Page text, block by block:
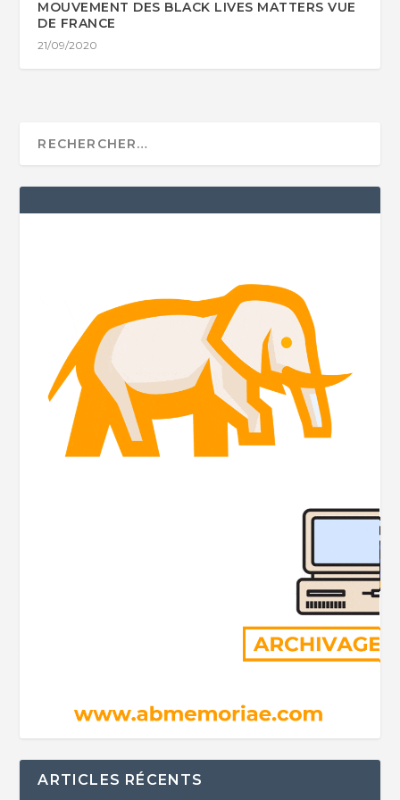
MOUVEMENT DES BLACK LIVES MATTERS VUE
DE FRANCE
21/09/2020
ARTICLES RÉCENTS